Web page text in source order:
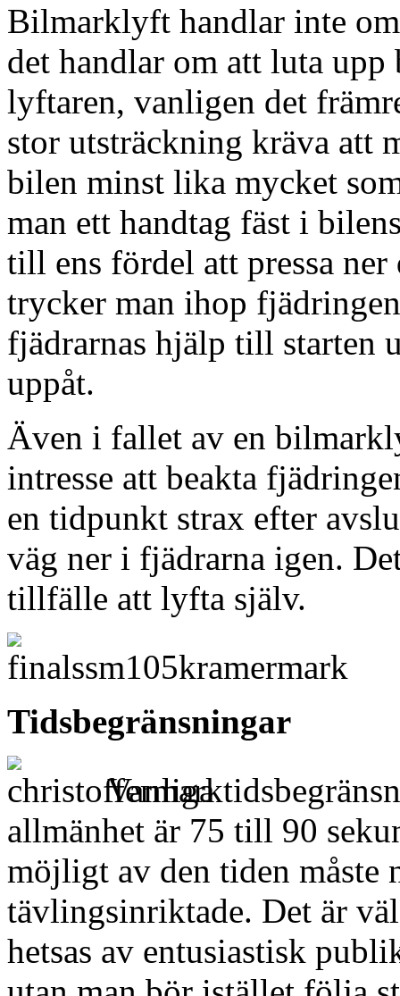
Bilmarklyft handlar inte
det handlar om att luta
lyftaren, vanligen det
stor utsträckning kräva att
bilen minst lika mycket
man ett handtag fäst i
till ens fördel att pressa
trycker man ihop
fjädrarnas hjälp till starten
uppåt.
Även i fallet av en
intresse att beakta
en tidpunkt strax efter
väg ner i fjädrarna igen.
tillfälle att lyfta själv.
Tidsbegränsningar
Vanliga
allmänhet är 75 till 90
möjligt av den tiden måste
tävlingsinriktade. Det är
hetsas av entusiastisk